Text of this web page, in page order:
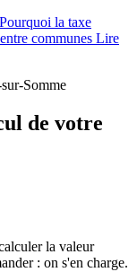
Pourquoi la taxe
communes Lire
Somme
de votre
la valeur
: on s'en charge.